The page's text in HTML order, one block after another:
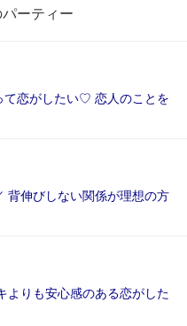
ーティー
て恋がしたい♡ 恋人のことを
背伸びしない関係が理想の方
よりも安心感のある恋がした